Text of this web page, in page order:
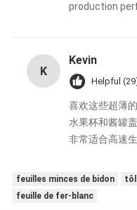
production
K
Kevin
Helpful
喜欢这些超薄
水果杯和酱罐
非常适合高速生
feuilles minces de bidon
feuille de fer-blanc